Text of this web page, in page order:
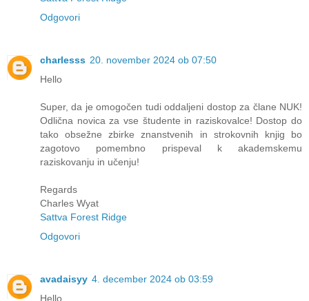
Odgovori
charlesss 20. november 2024 ob 07:50
Hello
Super, da je omogočen tudi oddaljeni dostop za člane NUK!
Odlična novica za vse študente in raziskovalce! Dostop do
tako obsežne zbirke znanstvenih in strokovnih knjig bo
zagotovo pomembno prispeval k akademskemu
raziskovanju in učenju!
Regards
Charles Wyat
Sattva Forest Ridge
Odgovori
avadaisyy 4. december 2024 ob 03:59
Hello